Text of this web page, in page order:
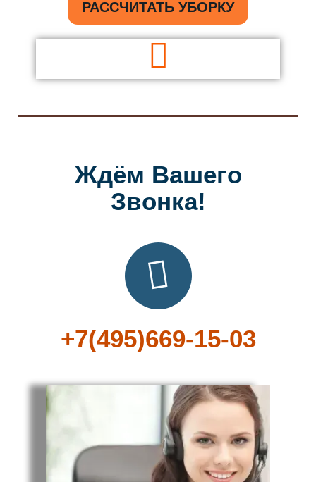
РАССЧИТАТЬ УБОРКУ
Ждём Вашего
Звонка!
+7(495)669-15-03